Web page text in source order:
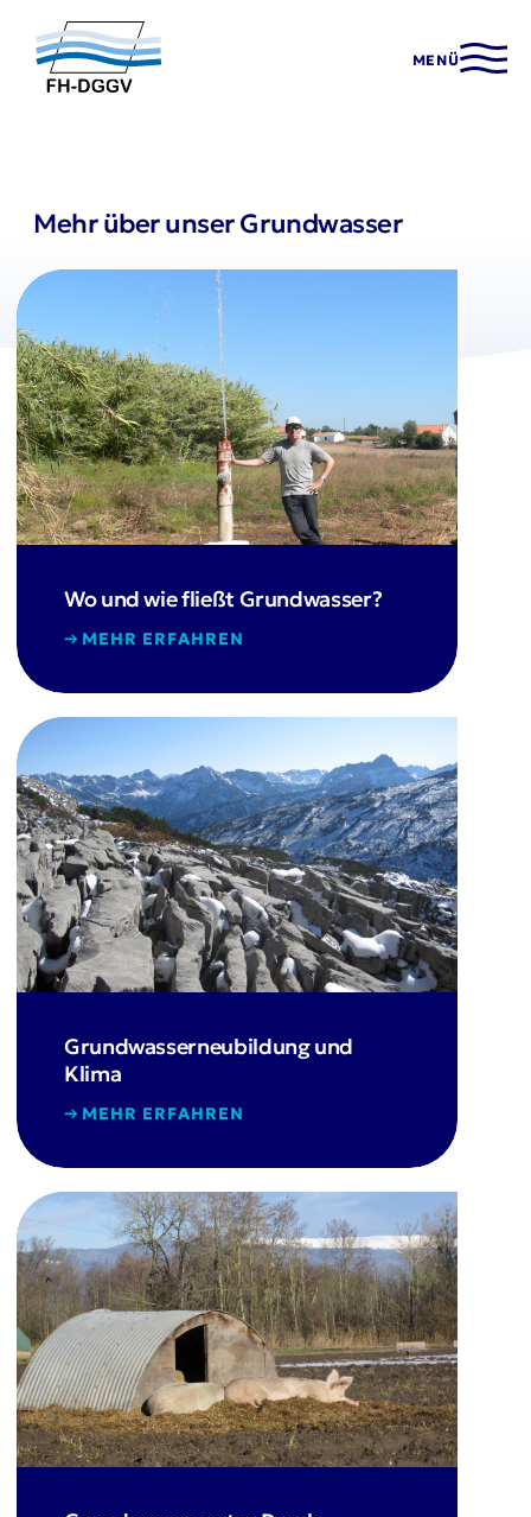
MENÜ
Mehr über unser Grundwasser
Wo und wie fließt Grundwasser?
MEHR ERFAHREN
Grundwasserneubildung und
Klima
MEHR ERFAHREN